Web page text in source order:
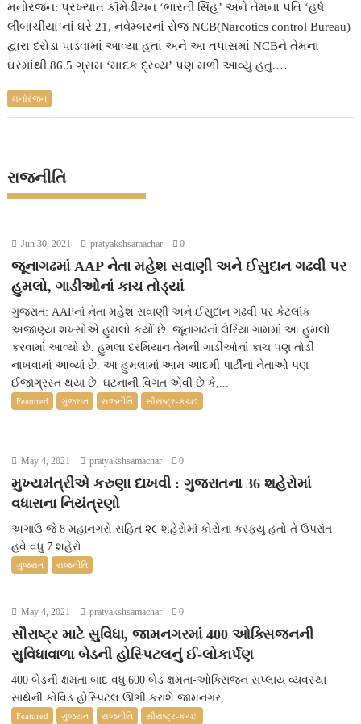
મનોરંજન: પ્રખ્યાત કૉમેડીયન ‘ભારતી સિંહ’ અને તેમના પતિ ‘હર્ષ
લીંબાચીયા’નાં ઘરે 21, નવેમ્બરનાં રોજ NCB(Narcotics control Bureau)
દ્વારા દરોડા પાડવામાં આવ્યા હતાં અને આ તપાસમાં NCBને તેમના
ઘરમાંથી 86.5 ગ્રામ ‘માદક દ્રવ્ય’ પણ મળી આવ્યું હતું.…
મનોરંજન
રાજનીતિ
Jun 30, 2021 pratyakshsamachar 0
જૂનાગઢમાં AAP નેતા મહેશ સવાણી અને ઈસુદાન ગઢવી પર
હુમલો, ગાડીઓનાં કાચ તોડ્યાં
ગુજરાત: AAPનાં નેતા મહેશ સવાણી અને ઈસુદાન ગઢવી પર કેટલાંક
અજાણ્યા શખ્સોએ હુમલો કર્યો છે. જૂનાગઢનાં લેરિયા ગામમાં આ હુમલો
કરવામાં આવ્યો છે. હુમલા દરમિયાન તેમની ગાડીઓનાં કાચ પણ તોડી
નાખવામાં આવ્યાં છે. આ હુમલામાં આમ આદમી પાર્ટીનાં નેતાઓ પણ
ઈજાગ્રસ્ત થયા છે. ઘટનાની વિગત એવી છે કે,...
Featured ગુજરાત રાજનીતિ સૌરાષ્ટ્ર-કચ્છ
May 4, 2021 pratyakshsamachar 0
મુખ્યમંત્રીએ કરુણા દાખવી : ગુજરાતના 36 શહેરોમાં
વધારાના નિયંત્રણો
અગાઉ જે 8 મહાનગરો સહિત ૨૯ શહેરોમાં કોરોના કરફ્યુ હતો તે ઉપરાંત
હવે વધુ 7 શહેરો...
ગુજરાત રાજનીતિ
May 4, 2021 pratyakshsamachar 0
સૌરાષ્ટ્ર માટે સુવિધા, જામનગરમાં 400 ઓક્સિજનની
સુવિધાવાળા બેડની હોસ્પિટલનું ઈ-લોકાર્પણ
400 બેડની ક્ષમતા બાદ વધુ 600 બેડ ક્ષમતા-ઓક્સિજન સપ્લાય વ્યવસ્થા
સાથેની કોવિડ હોસ્પિટલ ઊભી કરાશે જામનગર,...
Featured ગુજરાત રાજનીતિ સૌરાષ્ટ્ર-કચ્છ